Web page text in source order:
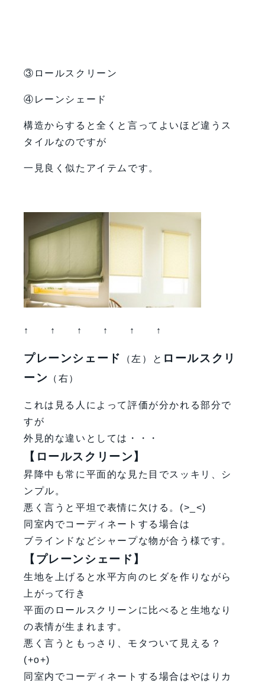
③ロールスクリーン
④レーンシェード
構造からすると全くと言ってよいほど違うス
タイルなのですが
一見良く似たアイテムです。
↑ ↑ ↑ ↑ ↑ ↑
プレーンシェード （左）と ロールスクリ
ーン
（右）
これは見る人によって評価が分かれる部分で
すが
外見的な違いとしては・・・
【ロールスクリーン】
昇降中も常に平面的な見た目でスッキリ、シ
ンプル。
悪く言うと平坦で表情に欠ける。(>_<)
同室内でコーディネートする場合は
ブラインドなどシャープな物が合う様です。
【プレーンシェード】
生地を上げると水平方向のヒダを作りながら
上がって行き
平面のロールスクリーンに比べると生地なり
の表情が生まれます。
悪く言うともっさり、モタついて見える？
(+o+)
同室内でコーディネートする場合はやはりカ